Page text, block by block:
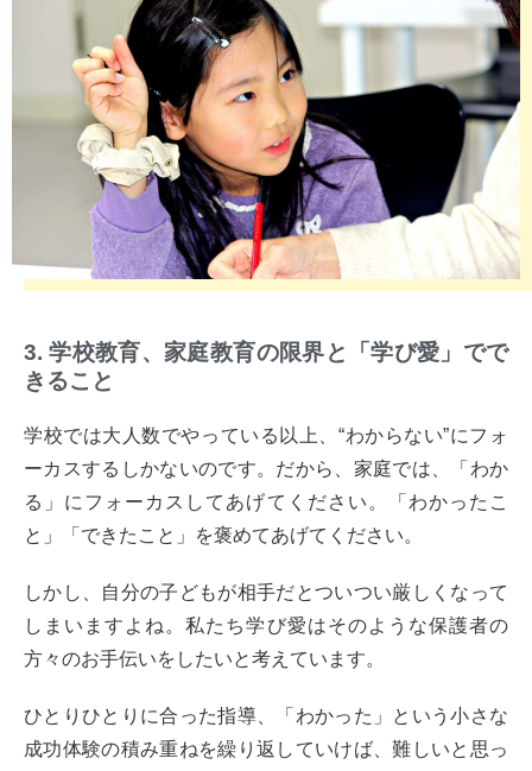
3. 学校教育、家庭教育の限界と「学び愛」でで
きること
学校では大人数でやっている以上、“わからない”にフォ
ーカスするしかないのです。だから、家庭では、「わか
る」にフォーカスしてあげてください。「わかったこ
と」「できたこと」を褒めてあげてください。
しかし、自分の子どもが相手だとついつい厳しくなって
しまいますよね。私たち学び愛はそのような保護者の
方々のお手伝いをしたいと考えています。
ひとりひとりに合った指導、「わかった」という小さな
成功体験の積み重ねを繰り返していけば、難しいと思っ